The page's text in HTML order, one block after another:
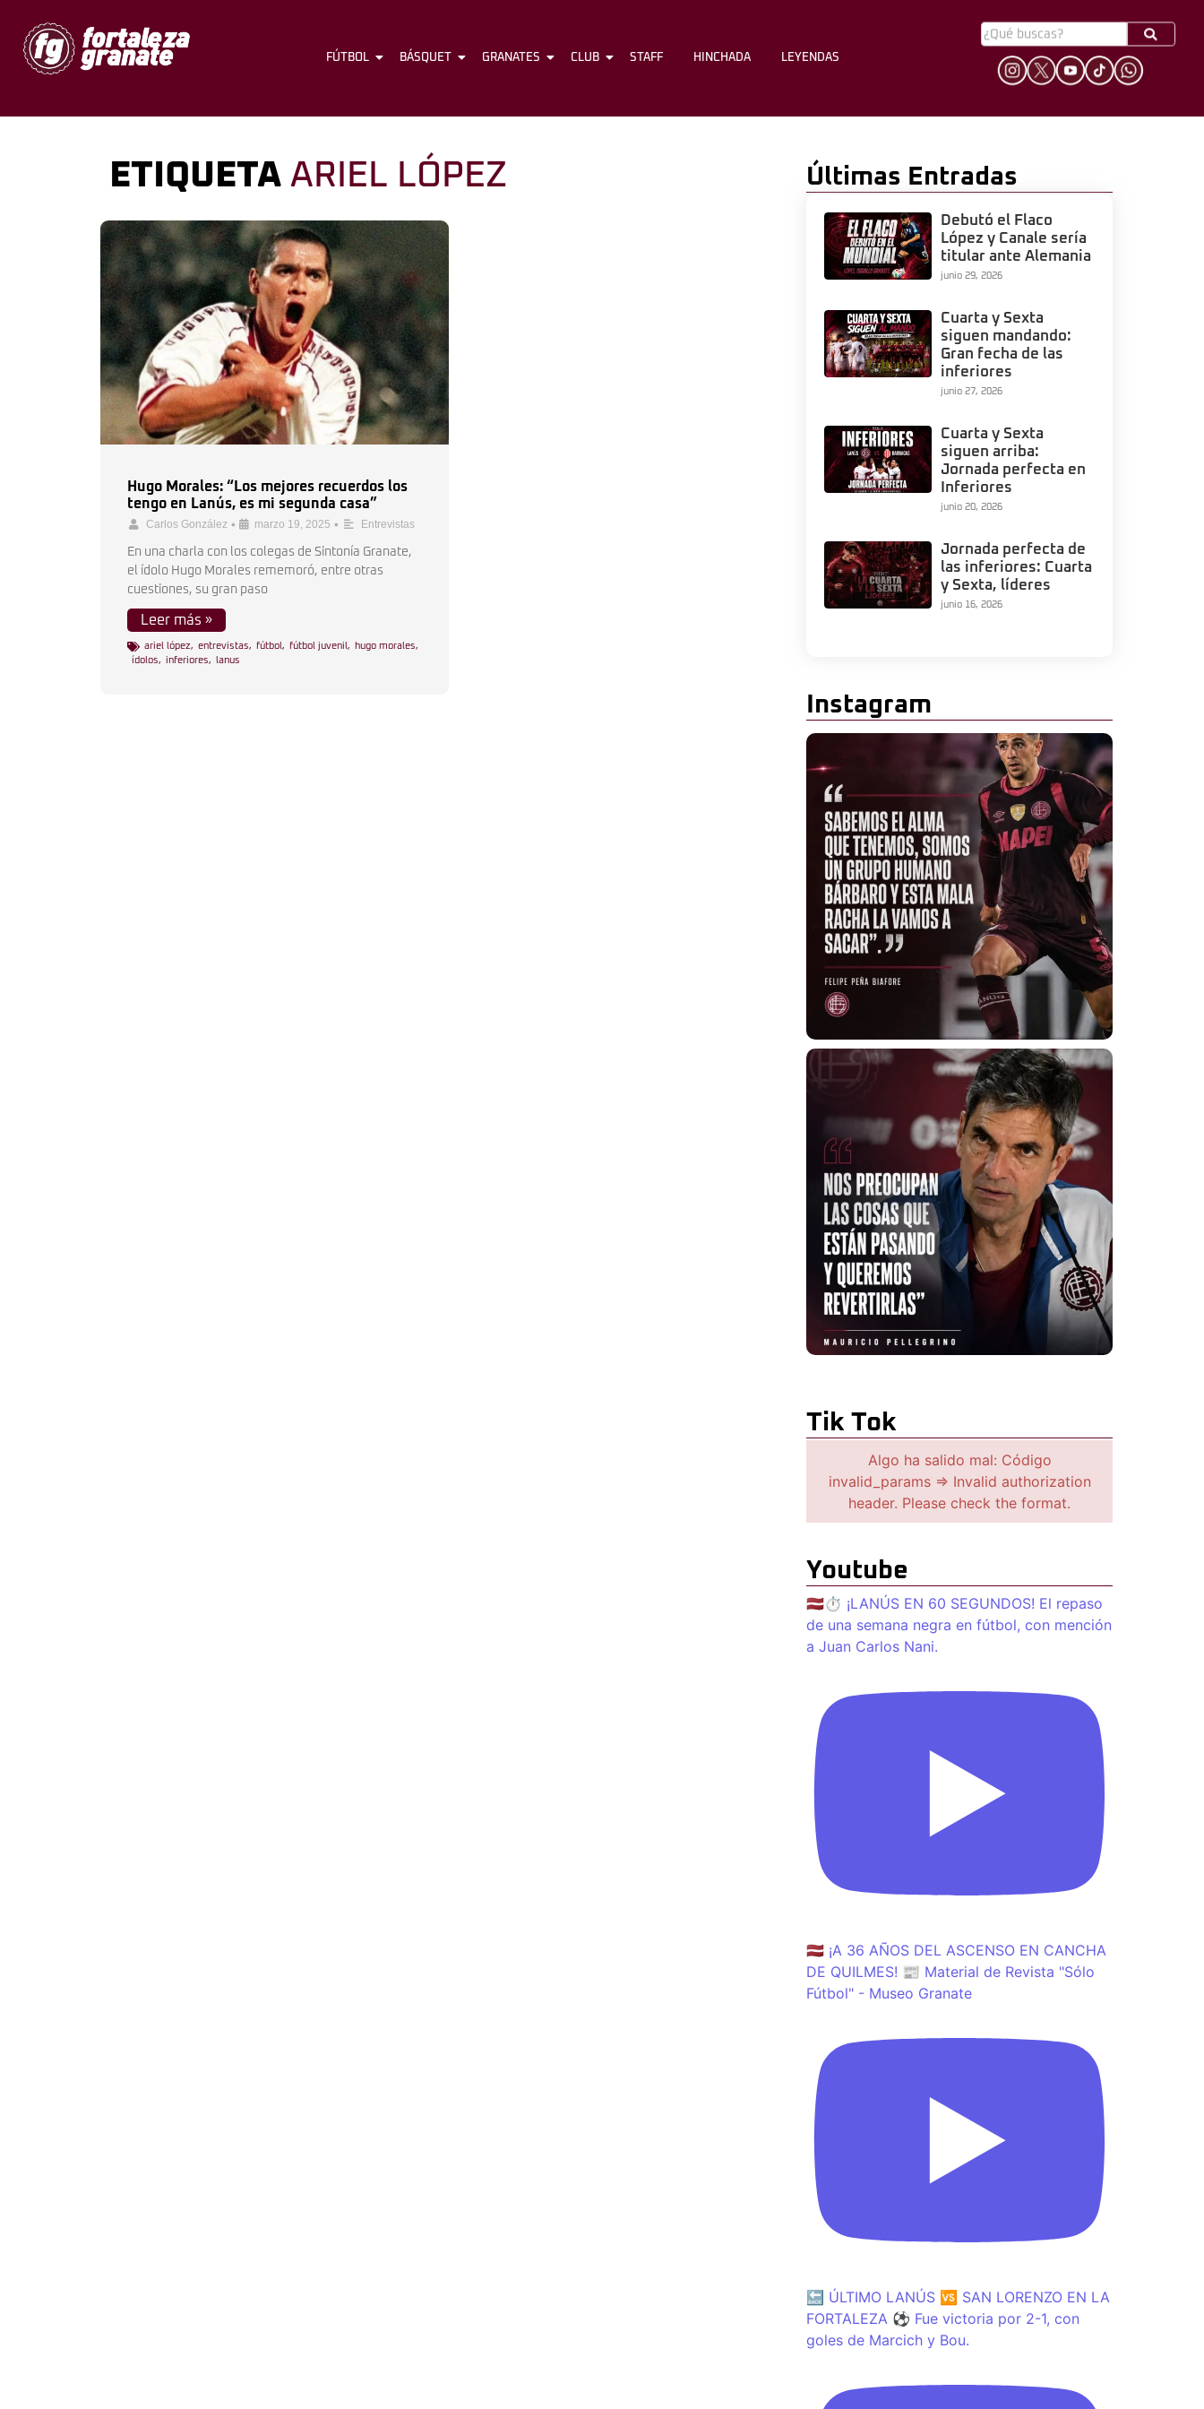
FÚTBOL BÁSQUET GRANATES CLUB STAFF HINCHADA
FÚTBOL BÁSQUET GRANATES CLUB STAFF HINCHADA LEYENDAS
ETIQUETA ARIEL LÓPEZ
Hugo Morales: “Los mejores recuerdos los
tengo en Lanús, es mi segunda casa”
Carlos González • marzo 19, 2025 • Entrevistas
En una charla con los colegas de Sintonía Granate,
el ídolo Hugo Morales rememoró, entre otras
cuestiones, su gran paso
Leer más »
ariel lópez, entrevistas, fútbol , fútbol juvenil , hugo morales,
ídolos, inferiores, lanus
Últimas Entradas
Debutó el Flaco
López y Canale sería
titular ante Alemania
junio 29, 2026
Cuarta y Sexta
siguen mandando:
Gran fecha de las
inferiores
junio 27, 2026
Cuarta y Sexta
siguen arriba:
Jornada perfecta en
Inferiores
junio 20, 2026
Jornada perfecta de
las inferiores: Cuarta
y Sexta, líderes
junio 16, 2026
Instagram
Tik Tok
Algo ha salido mal: Código
invalid_params => Invalid authorization
header. Please check the format.
Youtube
🇱🇻⏱️ ¡LANÚS EN 60 SEGUNDOS! El repaso
de una semana negra en fútbol, con mención
a Juan Carlos Nani.
🇱🇻 ¡A 36 AÑOS DEL ASCENSO EN CANCHA
DE QUILMES! 📰 Material de Revista "Sólo
Fútbol" - Museo Granate
🔙 ÚLTIMO LANÚS 🆚 SAN LORENZO EN LA
FORTALEZA ⚽️ Fue victoria por 2-1, con
goles de Marcich y Bou.